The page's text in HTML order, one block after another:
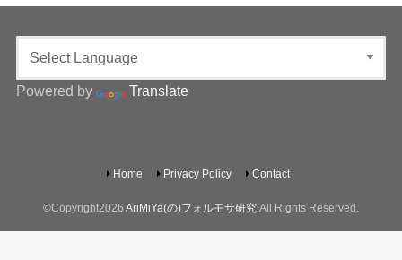
Powered by Translate
Home Privacy Policy Contact
©Copyright2026 AriMiYa(の)フォルモサ研究 .All Rights Reserved.